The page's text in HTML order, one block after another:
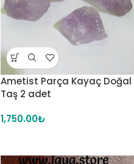
Ametist Parça Kayaç Doğal
Taş 2 adet
1,750.00₺